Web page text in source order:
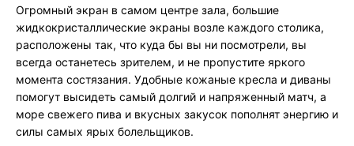
Огромный экран в самом центре зала, большие
жидкокристаллические экраны возле каждого столика,
расположены так, что куда бы вы ни посмотрели, вы
всегда останетесь зрителем, и не пропустите яркого
момента состязания. Удобные кожаные кресла и диваны
помогут высидеть самый долгий и напряженный матч, а
море свежего пива и вкусных закусок пополнят энергию и
силы самых ярых болельщиков.